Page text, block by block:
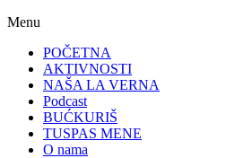
Menu
POČETNA
AKTIVNOSTI
NAŠA LA VERNA
Podcast
BUĆKURIŠ
TUSPAS MENE
O nama